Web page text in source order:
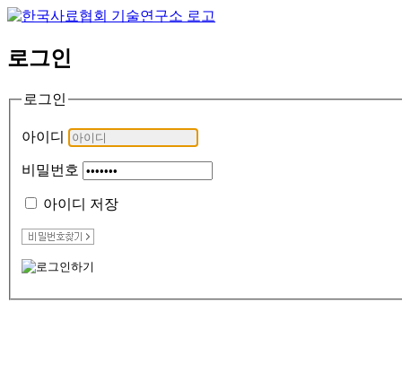
로그인
로그인
아이디
비밀번호
아이디 저장